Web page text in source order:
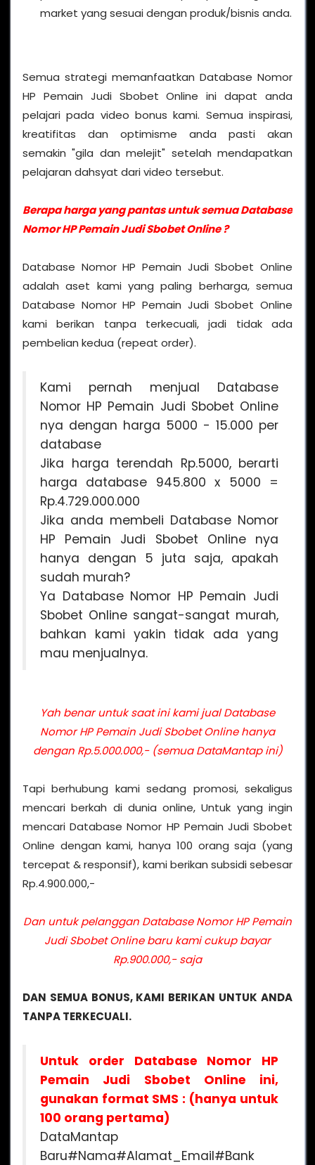
market yang sesuai dengan produk/bisnis anda.
Semua strategi memanfaatkan Database Nomor
HP Pemain Judi Sbobet Online ini dapat anda
pelajari pada video bonus kami. Semua inspirasi,
kreatifitas dan optimisme anda pasti akan
semakin "gila dan melejit" setelah mendapatkan
pelajaran dahsyat dari video tersebut.
Berapa harga yang pantas untuk semua Database
Nomor HP Pemain Judi Sbobet Online ?
Database Nomor HP Pemain Judi Sbobet Online
adalah aset kami yang paling berharga, semua
Database Nomor HP Pemain Judi Sbobet Online
kami berikan tanpa terkecuali, jadi tidak ada
pembelian kedua (repeat order).
Kami pernah menjual Database
Nomor HP Pemain Judi Sbobet Online
nya dengan harga 5000 - 15.000 per
database
Jika harga terendah Rp.5000, berarti
harga database 945.800 x 5000 =
Rp.4.729.000.000
Jika anda membeli Database Nomor
HP Pemain Judi Sbobet Online nya
hanya dengan 5 juta saja, apakah
sudah murah?
Ya Database Nomor HP Pemain Judi
Sbobet Online sangat-sangat murah,
bahkan kami yakin tidak ada yang
mau menjualnya.
Yah benar untuk saat ini kami jual Database
Nomor HP Pemain Judi Sbobet Online hanya
dengan Rp.5.000.000,- (semua DataMantap ini)
Tapi berhubung kami sedang promosi, sekaligus
mencari berkah di dunia online, Untuk yang ingin
mencari Database Nomor HP Pemain Judi Sbobet
Online dengan kami, hanya 100 orang saja (yang
tercepat & responsif), kami berikan subsidi sebesar
Rp.4.900.000,-
Dan untuk pelanggan Database Nomor HP Pemain
Judi Sbobet Online baru kami cukup bayar
Rp.900.000,- saja
DAN SEMUA BONUS, KAMI BERIKAN UNTUK ANDA
TANPA TERKECUALI.
Untuk order Database Nomor HP
Pemain Judi Sbobet Online ini,
gunakan format SMS : (hanya untuk
100 orang pertama)
DataMantap
Baru#Nama#Alamat_Email#Bank